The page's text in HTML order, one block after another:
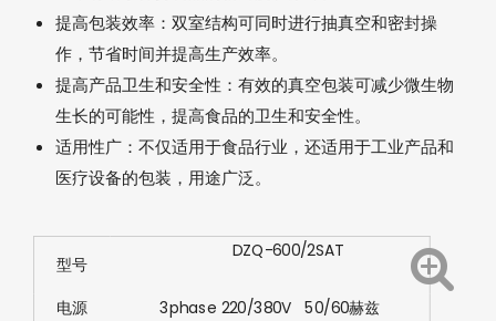
提高包装效率：双室结构可同时进行抽真空和密封操
作，节省时间并提高生产效率。
提高产品卫生和安全性：有效的真空包装可减少微生物
生长的可能性，提高食品的卫生和安全性。
适用性广：不仅适用于食品行业，还适用于工业产品和
医疗设备的包装，用途广泛。
型号
DZQ-600/2SAT
电源 3phase 220/380V 50/60赫兹